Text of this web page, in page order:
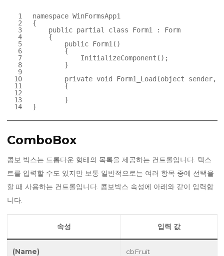
1
2
3
4
5
6
7
8
9
10
11
12
13
14
namespace WinFormsApp1
{
public
partial class
Form1 : Form
{
public
Form1()
{
InitializeComponent();
}
private
void Form1_Load(object
sender,
{
}
}
ComboBox
콤보 박스는 드롭다운 형태의 목록을 제공하는 컨트롤입니다. 텍스
트를 입력할 수도 있지만 보통 일반적으로는 여러 항목 중에 선택을
할 때 사용하는 컨트롤입니다. 콤보박스 속성에 아래와 같이 입력합
니다.
속성 입력 값
(Name) cbFruit